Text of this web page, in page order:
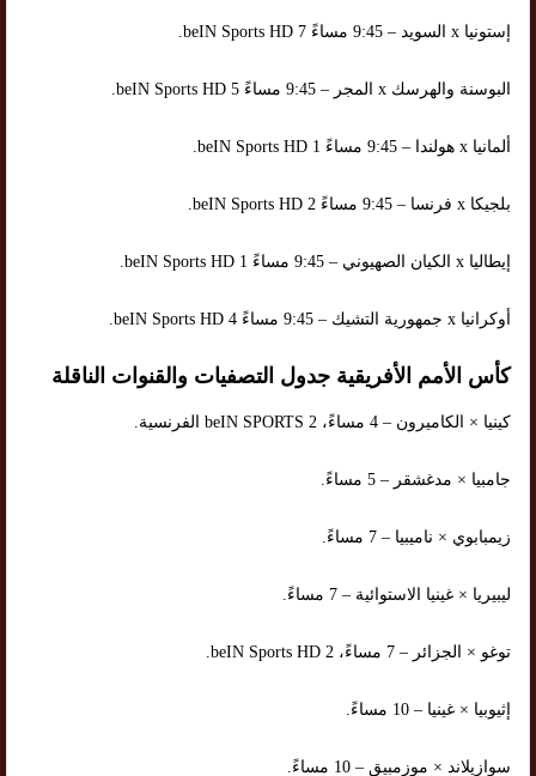
إستونيا x السويد – 9:45 مساءً beIN Sports HD 7.
البوسنة والهرسك x المجر – 9:45 مساءً beIN Sports HD 5.
ألمانيا x هولندا – 9:45 مساءً beIN Sports HD 1.
بلجيكا x فرنسا – 9:45 مساءً beIN Sports HD 2.
إيطاليا x الكيان الصهيوني – 9:45 مساءً beIN Sports HD 1.
أوكرانيا x جمهورية التشيك – 9:45 مساءً beIN Sports HD 4.
كأس الأمم الأفريقية جدول التصفيات والقنوات الناقلة
كينيا × الكاميرون – 4 مساءً، beIN SPORTS 2 الفرنسية.
جامبيا × مدغشقر – 5 مساءً.
زيمبابوي × ناميبيا – 7 مساءً.
ليبيريا × غينيا الاستوائية – 7 مساءً.
توغو × الجزائر – 7 مساءً، beIN Sports HD 2.
إثيوبيا × غينيا – 10 مساءً.
سوازيلاند × موزمبيق – 10 مساءً.